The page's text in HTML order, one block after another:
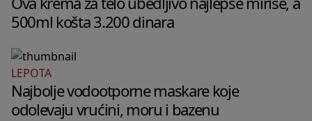
500ml košta 3.200 dinara
LEPOTA
Najbolje vodootporne maskare koje
odolevaju vrućini, moru i bazenu